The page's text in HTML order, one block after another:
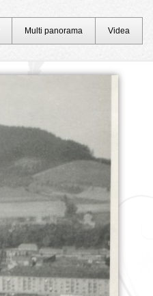
Multi panorama Videa